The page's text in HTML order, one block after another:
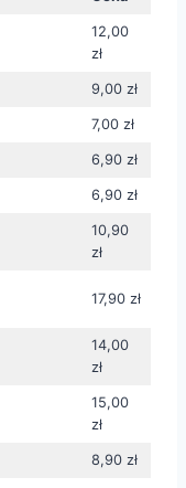
12,00
zł
9,00 zł
7,00 zł
6,90 zł
6,90 zł
10,90
zł
17,90 zł
14,00
zł
15,00
zł
8,90 zł